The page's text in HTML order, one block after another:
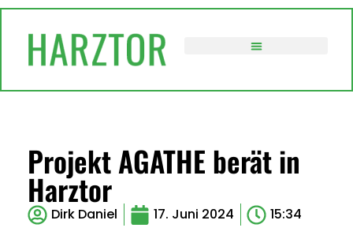
Projekt AGATHE berät in
Harztor
Dirk Daniel 17. Juni 2024 15:34